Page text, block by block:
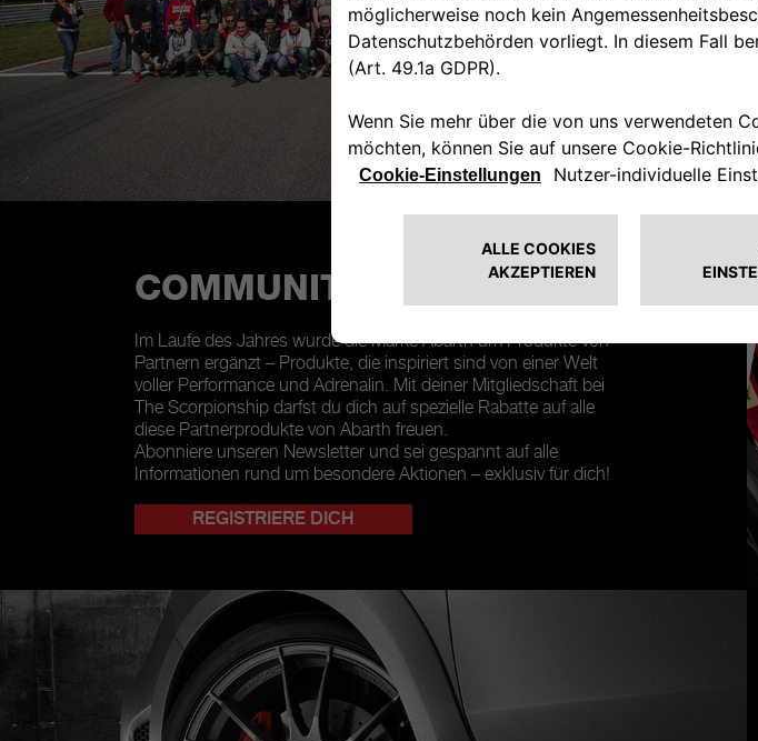
COMMUNITY-PARTNER
Im Laufe des Jahres wurde die Marke Abarth um Produkte von
Partnern ergänzt – Produkte, die inspiriert sind von einer Welt
voller Performance und Adrenalin. Mit deiner Mitgliedschaft bei
The Scorpionship darfst du dich auf spezielle Rabatte auf alle
diese Partnerprodukte von Abarth freuen.
Abonniere unseren Newsletter und sei gespannt auf alle
Informationen rund um besondere Aktionen – exklusiv für dich!
REGISTRIERE DICH